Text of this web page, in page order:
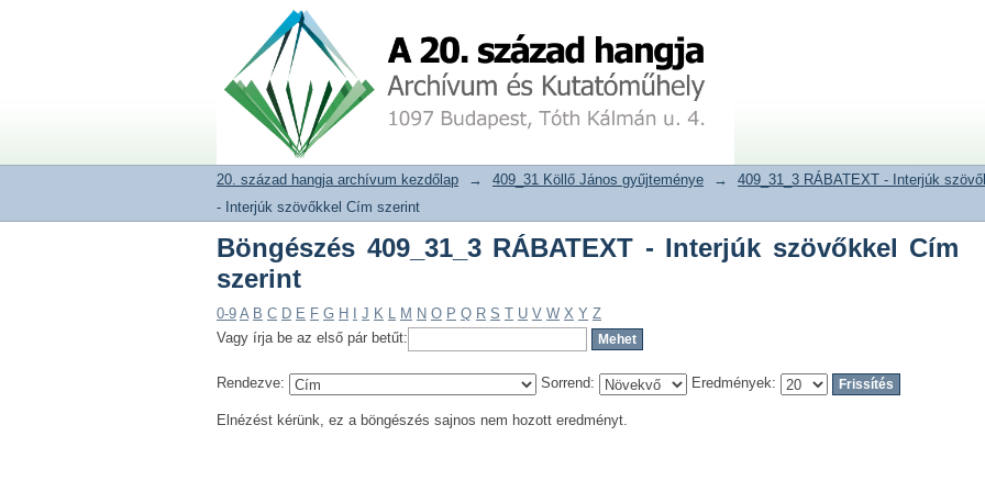
Böngészés 409_31_3 RÁBATEXT - Interjúk szövőkkel Cím
20. század hangja archívum adattár
20. század hangja archívum kezdőlap → 409_31 Köllő János gyűjteménye → 409_31_3 RÁBATEXT - Interjúk
- Interjúk szövőkkel Cím szerint
Böngészés 409_31_3 RÁBATEXT - Interjúk szövőkkel Cím
szerint
0-9 A B C D E F G H J K L M N O P Q R S T U V W X Y Z
Vagy írja be az első pár betűt:
Rendezve: Sorrend: Eredmények:
Elnézést kérünk, ez a böngészés sajnos nem hozott eredményt.